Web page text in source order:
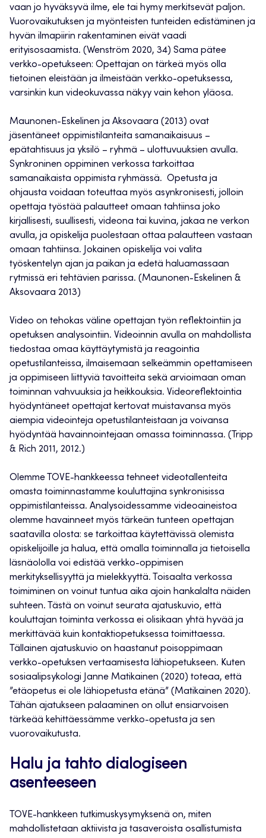
vaan jo hyväksyvä ilme, ele tai hymy merkitsevät paljon.
Vuorovaikutuksen ja myönteisten tunteiden edistäminen ja
hyvän ilmapiirin rakentaminen eivät vaadi
erityisosaamista. (Wenström 2020, 34) Sama pätee
verkko-opetukseen: Opettajan on tärkeä myös olla
tietoinen eleistään ja ilmeistään verkko-opetuksessa,
varsinkin kun videokuvassa näkyy vain kehon yläosa.
Maunonen-Eskelinen ja Aksovaara (2013) ovat
jäsentäneet oppimistilanteita samanaikaisuus –
epätahtisuus ja yksilö – ryhmä – ulottuvuuksien avulla.
Synkroninen oppiminen verkossa tarkoittaa
samanaikaista oppimista ryhmässä. Opetusta ja
ohjausta voidaan toteuttaa myös asynkronisesti, jolloin
opettaja työstää palautteet omaan tahtiinsa joko
kirjallisesti, suullisesti, videona tai kuvina, jakaa ne verkon
avulla, ja opiskelija puolestaan ottaa palautteen vastaan
omaan tahtiinsa. Jokainen opiskelija voi valita
työskentelyn ajan ja paikan ja edetä haluamassaan
rytmissä eri tehtävien parissa. (Maunonen-Eskelinen &
Aksovaara 2013)
Video on tehokas väline opettajan työn reflektointiin ja
opetuksen analysointiin. Videoinnin avulla on mahdollista
tiedostaa omaa käyttäytymistä ja reagointia
opetustilanteissa, ilmaisemaan selkeämmin opettamiseen
ja oppimiseen liittyviä tavoitteita sekä arvioimaan oman
toiminnan vahvuuksia ja heikkouksia. Videoreflektointia
hyödyntäneet opettajat kertovat muistavansa myös
aiempia videointeja opetustilanteistaan ja voivansa
hyödyntää havainnointejaan omassa toiminnassa. (Tripp
& Rich 2011, 2012.)
Olemme TOVE-hankkeessa tehneet videotallenteita
omasta toiminnastamme kouluttajina synkronisissa
oppimistilanteissa. Analysoidessamme videoaineistoa
olemme havainneet myös tärkeän tunteen opettajan
saatavilla olosta: se tarkoittaa käytettävissä olemista
opiskelijoille ja halua, että omalla toiminnalla ja tietoisella
läsnäololla voi edistää verkko-oppimisen
merkityksellisyyttä ja mielekkyyttä. Toisaalta verkossa
toimiminen on voinut tuntua aika ajoin hankalalta näiden
suhteen. Tästä on voinut seurata ajatuskuvio, että
kouluttajan toiminta verkossa ei olisikaan yhtä hyvää ja
merkittävää kuin kontaktiopetuksessa toimittaessa.
Tällainen ajatuskuvio on haastanut poisoppimaan
verkko-opetuksen vertaamisesta lähiopetukseen. Kuten
sosiaalipsykologi Janne Matikainen (2020) toteaa, että
”etäopetus ei ole lähiopetusta etänä” (Matikainen 2020).
Tähän ajatukseen palaaminen on ollut ensiarvoisen
tärkeää kehittäessämme verkko-opetusta ja sen
vuorovaikutusta.
Halu ja tahto dialogiseen
asenteeseen
TOVE-hankkeen tutkimuskysymyksenä on, miten
mahdollistetaan aktiivista ja tasaveroista osallistumista